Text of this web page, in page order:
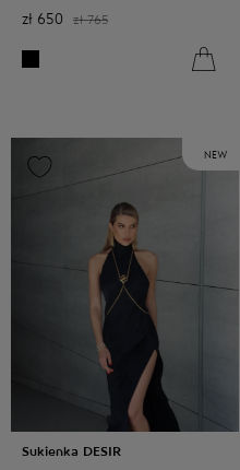
zł 650 zł 765
Sukienka DESIR
NEW